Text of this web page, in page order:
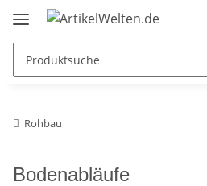
Rohbau
Bodenabläufe